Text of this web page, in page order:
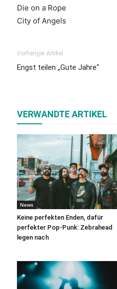
Die on a Rope
City of Angels
Vorheriger Artikel
Engst teilen „Gute Jahre“
VERWANDTE ARTIKEL
News
Keine perfekten Enden, dafür
perfekter Pop-Punk: Zebrahead
legen nach